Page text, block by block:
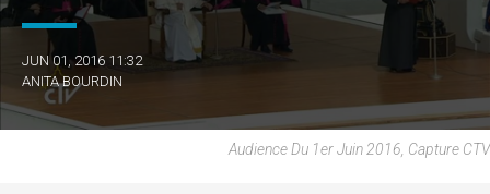
JUN 01, 2016 11:32
ANITA BOURDIN
Audience Du 1er Juin 2016, Capture CTV